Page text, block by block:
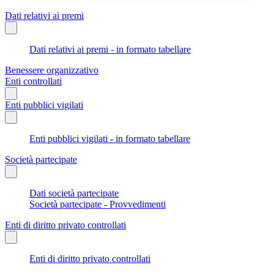
Dati relativi ai premi
Dati relativi ai premi - in formato tabellare
Benessere organizzativo
Enti controllati
Enti pubblici vigilati
Enti pubblici vigilati - in formato tabellare
Società partecipate
Dati società partecipate
Società partecipate - Provvedimenti
Enti di diritto privato controllati
Enti di diritto privato controllati